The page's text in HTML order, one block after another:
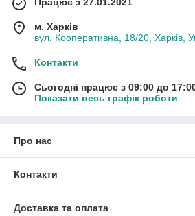
м. Харків
вул. Кооперативна, 18/20, Харків,
Контакти
Сьогодні працює з 09:00 до
Показати весь графік роботи
Про нас
Контакти
Доставка та оплата